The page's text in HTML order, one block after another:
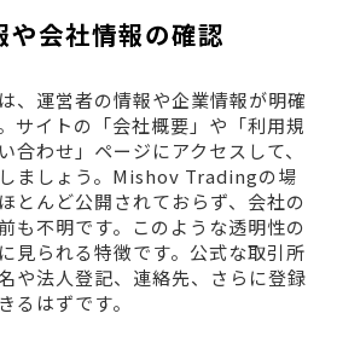
や会社情報の確認
、運営者の情報や企業情報が明確
サイトの「会社概要」や「利用規
合わせ」ページにアクセスして、
ましょう。Mishov Tradingの場
とんど公開されておらず、会社の
も不明です。このような透明性の
見られる特徴です。公式な取引所
や法人登記、連絡先、さらに登録
るはずです。